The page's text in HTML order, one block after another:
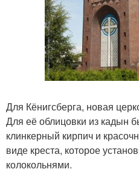
Для Кёнигсберга, новая
Для её облицовки из кадын
клинкерный кирпич и
виде креста, которое
колокольнями.